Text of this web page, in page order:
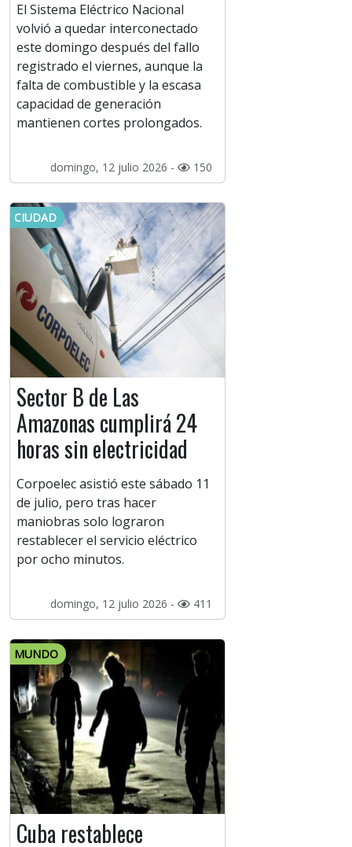
El Sistema Eléctrico Nacional
volvió a quedar interconectado
este domingo después del fallo
registrado el viernes, aunque la
falta de combustible y la escasa
capacidad de generación
mantienen cortes prolongados.
domingo, 12 julio 2026 - 150
CIUDAD
Sector B de Las
Amazonas cumplirá 24
horas sin electricidad
Corpoelec asistió este sábado 11
de julio, pero tras hacer
maniobras solo lograron
restablecer el servicio eléctrico
por ocho minutos.
domingo, 12 julio 2026 - 411
MUNDO
Cuba restablece